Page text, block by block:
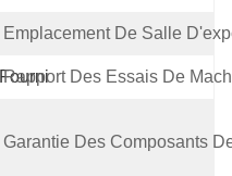
Emplacement De Salle
Fourni
Rapport Des Essais De
Nouveau
Garantie Des Composants